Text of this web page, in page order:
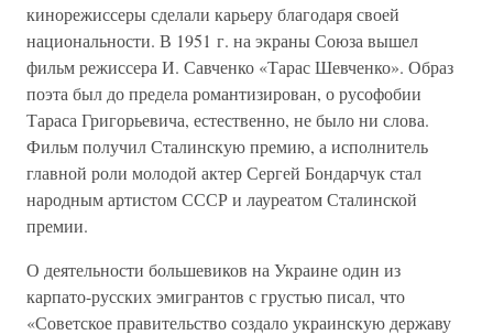
кинорежиссеры сделали карьеру благодаря своей
национальности. В 1951 г. на экраны Союза вышел
фильм режиссера И. Савченко «Тарас Шевченко». Образ
поэта был до предела романтизирован, о русофобии
Тараса Григорьевича, естественно, не было ни слова.
Фильм получил Сталинскую премию, а исполнитель
главной роли молодой актер Сергей Бондарчук стал
народным артистом СССР и лауреатом Сталинской
премии.
О деятельности большевиков на Украине один из
карпато-русских эмигрантов с грустью писал, что
«Советское правительство создало украинскую державу